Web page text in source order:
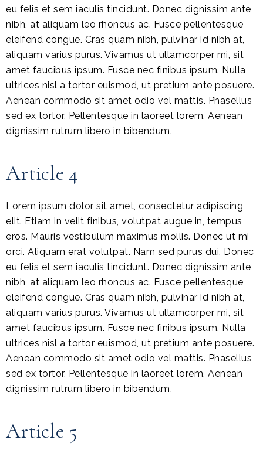
eu felis et sem iaculis tincidunt. Donec dignissim ante
nibh, at aliquam leo rhoncus ac. Fusce pellentesque
eleifend congue. Cras quam nibh, pulvinar id nibh at,
aliquam varius purus. Vivamus ut ullamcorper mi, sit
amet faucibus ipsum. Fusce nec finibus ipsum. Nulla
ultrices nisl a tortor euismod, ut pretium ante posuere.
Aenean commodo sit amet odio vel mattis. Phasellus
sed ex tortor. Pellentesque in laoreet lorem. Aenean
dignissim rutrum libero in bibendum.
Article 4
Lorem ipsum dolor sit amet, consectetur adipiscing
elit. Etiam in velit finibus, volutpat augue in, tempus
eros. Mauris vestibulum maximus mollis. Donec ut mi
orci. Aliquam erat volutpat. Nam sed purus dui. Donec
eu felis et sem iaculis tincidunt. Donec dignissim ante
nibh, at aliquam leo rhoncus ac. Fusce pellentesque
eleifend congue. Cras quam nibh, pulvinar id nibh at,
aliquam varius purus. Vivamus ut ullamcorper mi, sit
amet faucibus ipsum. Fusce nec finibus ipsum. Nulla
ultrices nisl a tortor euismod, ut pretium ante posuere.
Aenean commodo sit amet odio vel mattis. Phasellus
sed ex tortor. Pellentesque in laoreet lorem. Aenean
dignissim rutrum libero in bibendum.
Article 5